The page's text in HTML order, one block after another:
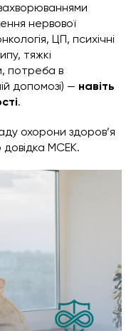
нервової
ЦП, психічні
тяжкі
потреба в
допомозі) — навіть
.
охорони здоров’я
МСЕК.